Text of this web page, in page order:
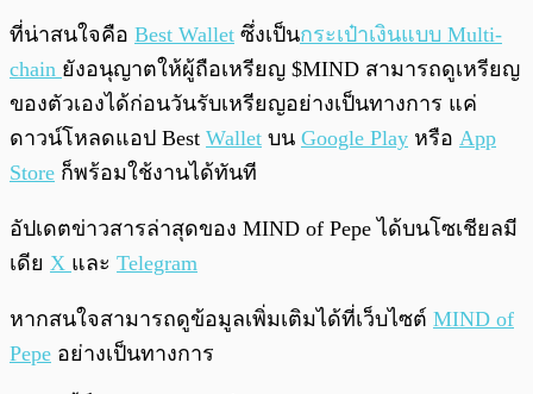
ที่น่าสนใจคือ Best Wallet ซึ่งเป็นกระเป๋าเงินแบบ Multi-
chain ยังอนุญาตให้ผู้ถือเหรียญ $MIND สามารถดูเหรียญ
ของตัวเองได้ก่อนวันรับเหรียญอย่างเป็นทางการ แค่
ดาวน์โหลดแอป Best Wallet บน Google Play หรือ App
Store ก็พร้อมใช้งานได้ทันที
อัปเดตข่าวสารล่าสุดของ MIND of Pepe ได้บนโซเชียลมี
เดีย X และ Telegram
หากสนใจสามารถดูข้อมูลเพิ่มเติมได้ที่เว็บไซต์ MIND of
Pepe อย่างเป็นทางการ